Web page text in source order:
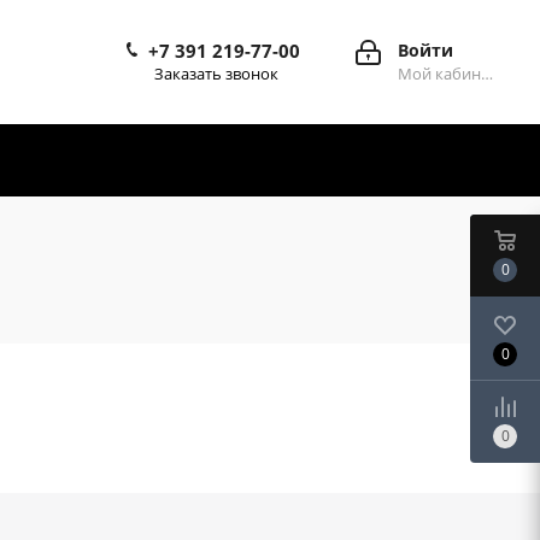
Войти
Мой кабинет
+7 391 219-77-00
Заказать звонок
0
0
0